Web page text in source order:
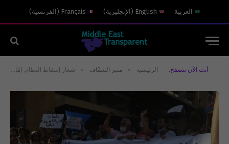
العربية English
( الإنجليزية)
Français
( الفرنسية)
أنت الآن تتصفح: الرئيسية » منبر الشفّاف » شعار إسقاط النظام: إمّا غبي او خبيث